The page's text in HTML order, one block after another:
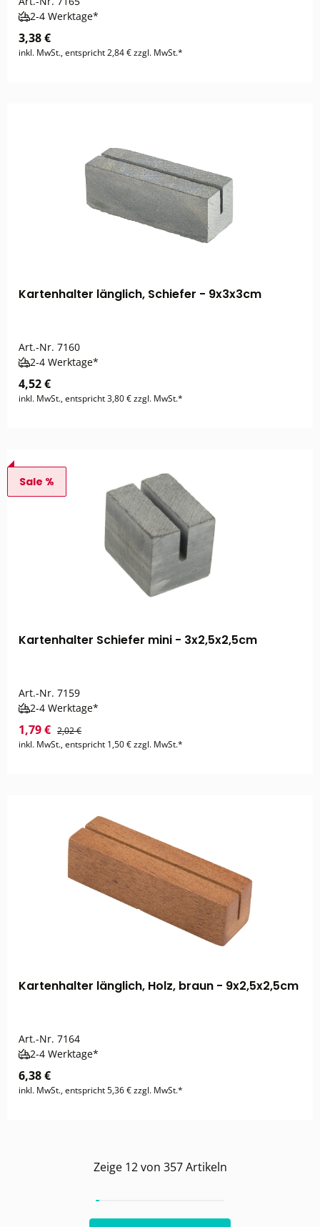
2-4 Werktage*
3,38 €
inkl. MwSt., entspricht 2,84 € zzgl. MwSt.*
Kartenhalter länglich, Schiefer - 9x3x3cm
Art.-Nr. 7160
2-4 Werktage*
4,52 €
inkl. MwSt., entspricht 3,80 € zzgl. MwSt.*
Sale %
Kartenhalter Schiefer mini - 3x2,5x2,5cm
Art.-Nr. 7159
2-4 Werktage*
1,79 € 2,02 €
inkl. MwSt., entspricht 1,50 € zzgl. MwSt.*
Kartenhalter länglich, Holz, braun - 9x2,5x2,5cm
Art.-Nr. 7164
2-4 Werktage*
6,38 €
inkl. MwSt., entspricht 5,36 € zzgl. MwSt.*
Zeige 12von 357Artikeln